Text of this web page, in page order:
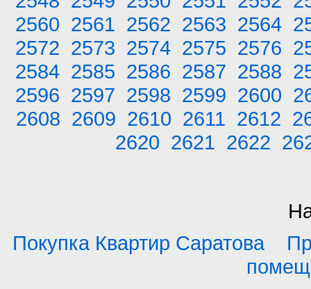
2560 2561 2562 2563 2564
2572 2573 2574 2575 2576
2584 2585 2586 2587 2588
2596 2597 2598 2599 2600
2608 2609 2610 2611 2612
2620 2621 2622
Покупка Квартир Саратова